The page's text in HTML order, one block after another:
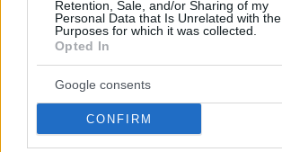
Retention, Sale, and/or Sharing of my
Personal Data that Is Unrelated with the
Purposes for which it was collected.
Opted In
Google consents
CONFIRM
( 26Αξιολογήσεις)
Αυτοκίνητο